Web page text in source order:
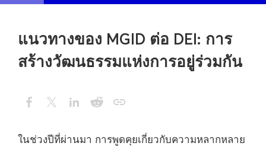
แนวทางของ MGID ต่อ DEI: การ
สร้างวัฒนธรรมแห่งการอยู่ร่วมกัน
ในช่วงปีที่ผ่านมา การพูดคุยเกี่ยวกับความหลากหลาย